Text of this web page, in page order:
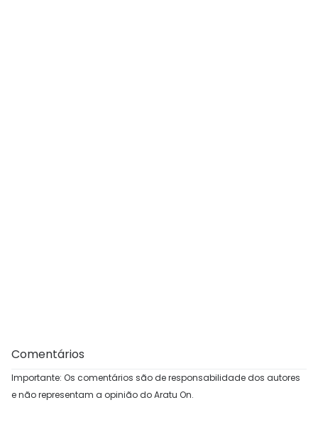
Comentários
Importante: Os comentários são de responsabilidade dos autores
e não representam a opinião do Aratu On.